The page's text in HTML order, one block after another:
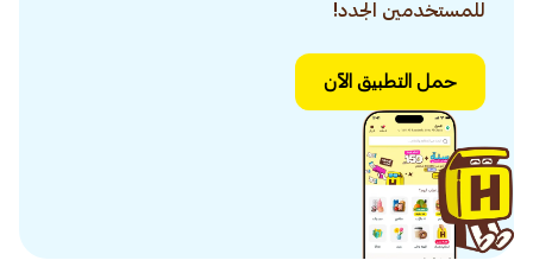
للمستخدمين الجدد!
حمل التطبيق الآن